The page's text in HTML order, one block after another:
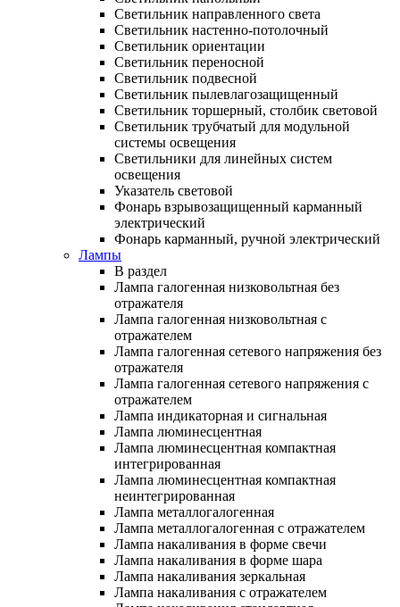
Светильник направленного света
Светильник настенно-потолочный
Светильник ориентации
Светильник переносной
Светильник подвесной
Светильник пылевлагозащищенный
Светильник торшерный, столбик световой
Светильник трубчатый для модульной
системы освещения
Светильники для линейных систем
освещения
Указатель световой
Фонарь взрывозащищенный карманный
электрический
Фонарь карманный, ручной электрический
Лампы
В раздел
Лампа галогенная низковольтная без
отражателя
Лампа галогенная низковольтная с
отражателем
Лампа галогенная сетевого напряжения без
отражателя
Лампа галогенная сетевого напряжения с
отражателем
Лампа индикаторная и сигнальная
Лампа люминесцентная
Лампа люминесцентная компактная
интегрированная
Лампа люминесцентная компактная
неинтегрированная
Лампа металлогалогенная
Лампа металлогалогенная с отражателем
Лампа накаливания в форме свечи
Лампа накаливания в форме шара
Лампа накаливания зеркальная
Лампа накаливания с отражателем